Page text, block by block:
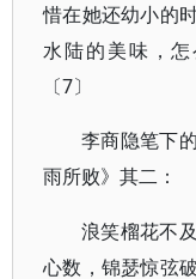
惜在她还幼小的
水陆的美味，
〔7〕
李商隐笔下
雨所败》其二：
浪笑榴花不
心数，锦瑟惊弦